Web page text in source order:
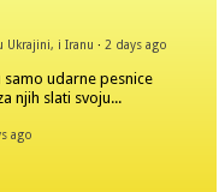
Ukrajini, i Iranu ·2 days ago
samo udarne pesnice
njih slati svoju...
ago